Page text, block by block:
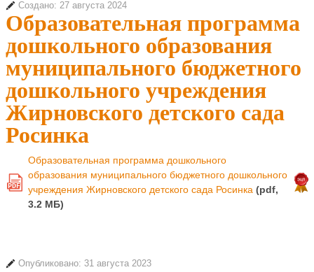
Создано: 27 августа 2024
Образовательная программа
дошкольного образования
муниципального бюджетного
дошкольного учреждения
Жирновского детского сада
Росинка
PDF
Образовательная программа дошкольного
образования муниципального бюджетного дошкольного
учреждения Жирновского детского сада Росинка (pdf,
3.2 MБ)
Опубликовано: 31 августа 2023